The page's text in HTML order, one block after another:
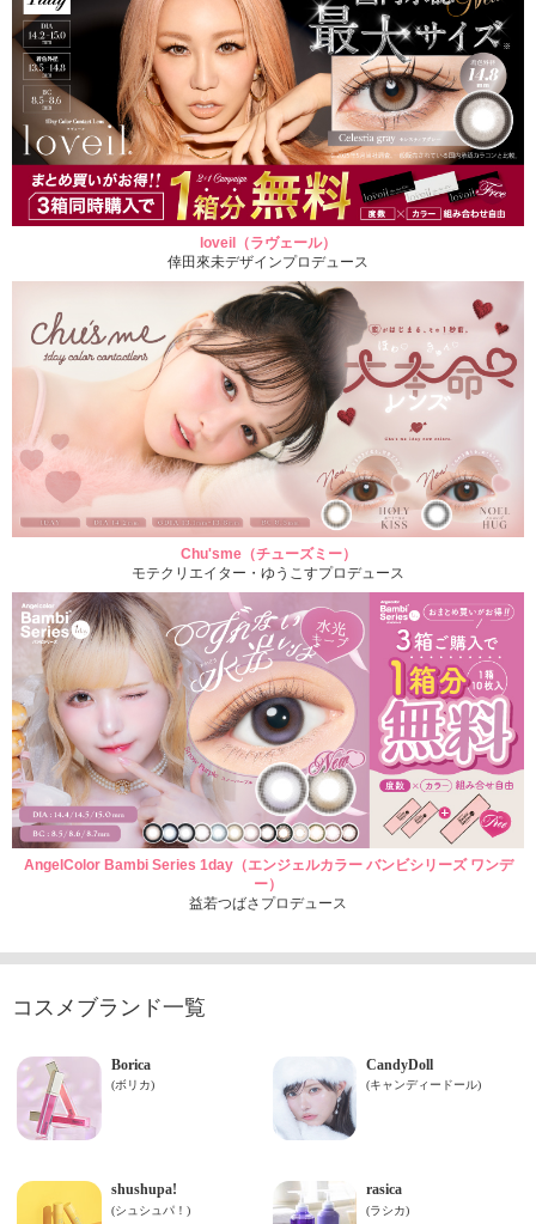
loveil（ラヴェール）
倖田來未デザインプロデュース
Chu'sme（チューズミー）
モテクリエイター・ゆうこすプロデュース
AngelColor Bambi Series 1day（エンジェルカラー バンビシリーズ ワンデ
ー）
益若つばさプロデュース
コスメブランド一覧